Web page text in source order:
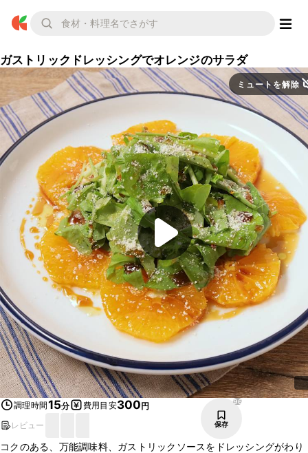
ガストリックドレッシングでオレンジのサラダ
ミュートを解除
調理時間15分 費用目安300円
レビュー
96
保存
コクのある、万能調味料、ガストリックソースをドレッシングがわり